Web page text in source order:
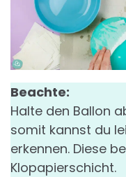
Beachte:
Halte den Ballon
somit kannst du
erkennen. Diese
Klopapierschicht.